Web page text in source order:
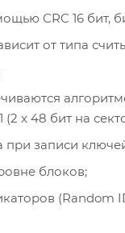
CRC 16 бит,
от типа
x 48 бит на
записи
блоков;
(Random